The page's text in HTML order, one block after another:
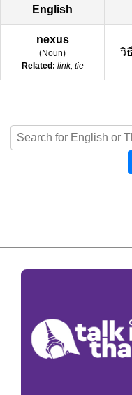
English
nexus
(Noun)
Related: link; tie
วิ